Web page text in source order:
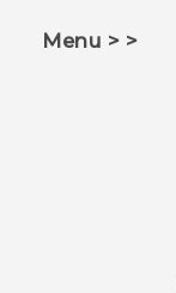
< < Menu